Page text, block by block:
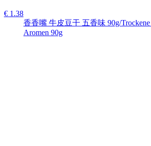
€ 1.38
香香嘴 牛皮豆干 五香味 90g/
Aromen 90g